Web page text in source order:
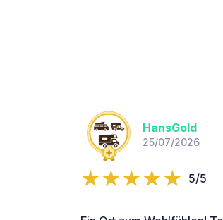
HansGold
25/07/2026
5/5